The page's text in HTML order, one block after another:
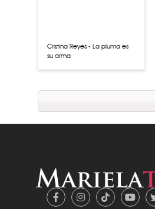
Cristina Reyes - La pluma es
su arma